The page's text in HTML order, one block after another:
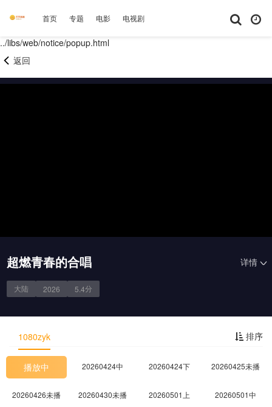
首页 专题 电影 电视剧 短剧大全 体育
../libs/web/notice/popup.html
返回
超燃青春的合唱 详情
大陆 2026 5.4分
剧情简介 排序
1080zyk
播放中 20260424中 20260424下 20260425未播
20260426未播 20260430未播 20260501上 20260501中